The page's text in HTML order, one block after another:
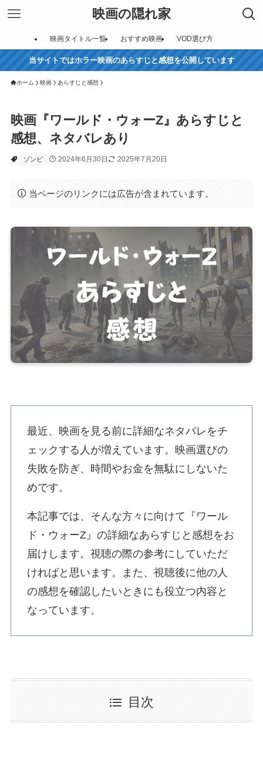
映画の隠れ家
映画タイトル一覧 おすすめ映画 VOD選び方
当サイトではホラー映画のあらすじと感想を公開しています
ホーム 映画 あらすじと感想
映画『ワールド・ウォーZ』あらすじと
感想、ネタバレあり
ゾンビ 2024年6月30日 2025年7月20日
当ページのリンクには広告が含まれています。
最近、映画を見る前に詳細なネタバレをチ
ェックする人が増えています。映画選びの
失敗を防ぎ、時間やお金を無駄にしないた
めです。
本記事では、そんな方々に向けて『ワール
ド・ウォーZ』の詳細なあらすじと感想をお
届けします。視聴の際の参考にしていただ
ければと思います。また、視聴後に他の人
の感想を確認したいときにも役立つ内容と
なっています。
目次